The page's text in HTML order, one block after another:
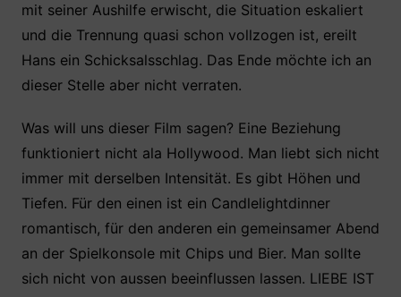
mit seiner Aushilfe erwischt, die Situation eskaliert
und die Trennung quasi schon vollzogen ist, ereilt
Hans ein Schicksalsschlag. Das Ende möchte ich an
dieser Stelle aber nicht verraten.
Was will uns dieser Film sagen? Eine Beziehung
funktioniert nicht ala Hollywood. Man liebt sich nicht
immer mit derselben Intensität. Es gibt Höhen und
Tiefen. Für den einen ist ein Candlelightdinner
romantisch, für den anderen ein gemeinsamer Abend
an der Spielkonsole mit Chips und Bier. Man sollte
sich nicht von aussen beeinflussen lassen. LIEBE IST